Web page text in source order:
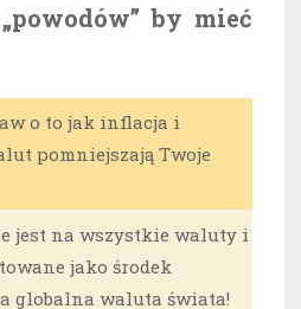
by mieć
o to jak inflacja i
pomniejszają Twoje
jest na wszystkie waluty i
jako środek
globalna waluta świata!